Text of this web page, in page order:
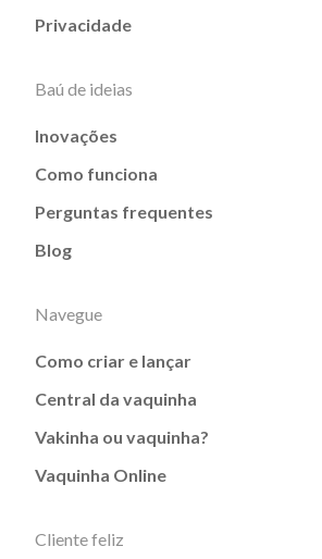
Privacidade
Baú de ideias
Inovações
Como funciona
Perguntas frequentes
Blog
Navegue
Como criar e lançar
Central da vaquinha
Vakinha ou vaquinha?
Vaquinha Online
Cliente feliz